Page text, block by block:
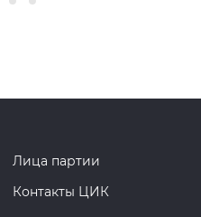
Лица партии
Контакты ЦИК